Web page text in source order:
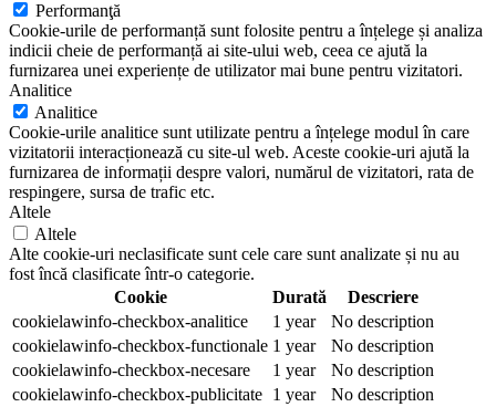
Performanţă
Cookie-urile de performanță sunt folosite pentru a înțelege și analiza
indicii cheie de performanță ai site-ului web, ceea ce ajută la
furnizarea unei experiențe de utilizator mai bune pentru vizitatori.
Analitice
Analitice
Cookie-urile analitice sunt utilizate pentru a înțelege modul în care
vizitatorii interacționează cu site-ul web. Aceste cookie-uri ajută la
furnizarea de informații despre valori, numărul de vizitatori, rata de
respingere, sursa de trafic etc.
Altele
Altele
Alte cookie-uri neclasificate sunt cele care sunt analizate și nu au
fost încă clasificate într-o categorie.
Cookie
Durată
Descriere
cookielawinfo-checkbox-analitice
1 year
No description
cookielawinfo-checkbox-functionale 1 year
No description
cookielawinfo-checkbox-necesare
1 year
No description
cookielawinfo-checkbox-publicitate 1 year
No description